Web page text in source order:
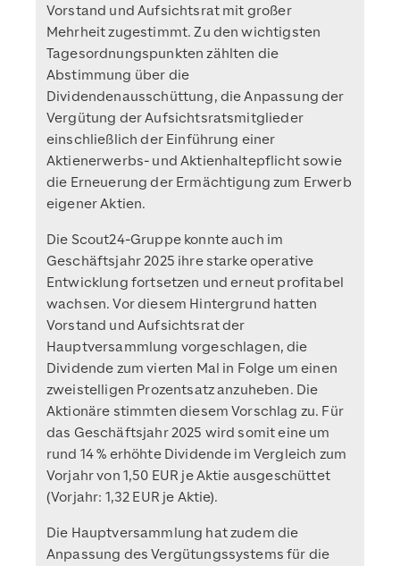
Vorstand und Aufsichtsrat mit großer
Mehrheit zugestimmt. Zu den wichtigsten
Tagesordnungspunkten zählten die
Abstimmung über die
Dividendenausschüttung, die Anpassung der
Vergütung der Aufsichtsratsmitglieder
einschließlich der Einführung einer
Aktienerwerbs- und Aktienhaltepflicht sowie
die Erneuerung der Ermächtigung zum Erwerb
eigener Aktien.
Die Scout24-Gruppe konnte auch im
Geschäftsjahr 2025 ihre starke operative
Entwicklung fortsetzen und erneut profitabel
wachsen. Vor diesem Hintergrund hatten
Vorstand und Aufsichtsrat der
Hauptversammlung vorgeschlagen, die
Dividende zum vierten Mal in Folge um einen
zweistelligen Prozentsatz anzuheben. Die
Aktionäre stimmten diesem Vorschlag zu. Für
das Geschäftsjahr 2025 wird somit eine um
rund 14 % erhöhte Dividende im Vergleich zum
Vorjahr von 1,50 EUR je Aktie ausgeschüttet
(Vorjahr: 1,32 EUR je Aktie).
Die Hauptversammlung hat zudem die
Anpassung des Vergütungssystems für die